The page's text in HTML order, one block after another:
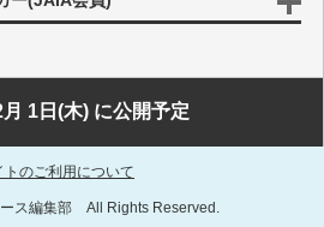
、カンボジアなどアジアの国々 1998
マリなどアフリカの紹介 1997年(6)
1日(木) に公開予定
トのご利用について
ス編集部 All Rights Reserved.